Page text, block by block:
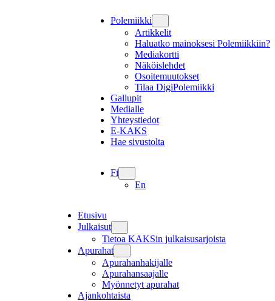
Polemiikki
Artikkelit
Haluatko mainoksesi Polemiikkiin?
Mediakortti
Näköislehdet
Osoitemuutokset
Tilaa DigiPolemiikki
Gallupit
Medialle
Yhteystiedot
E-KAKS
Hae sivustolta
Fi
En
Etusivu
Julkaisut
Tietoa KAKSin julkaisusarjoista
Apurahat
Apurahanhakijalle
Apurahansaajalle
Myönnetyt apurahat
Ajankohtaista